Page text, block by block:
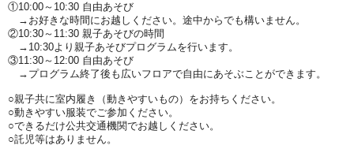
①10:00～10:30 自由あそび
→お好きな時間にお越しください。途中からでも構いません。
②10:30～11:30 親子あそびの時間
→10:30より親子あそびプログラムを行います。
③11:30～12:00 自由あそび
→プログラム終了後も広いフロアで自由にあそぶことができます。
○親子共に室内履き（動きやすいもの）をお持ちください。
○動きやすい服装でご参加ください。
○できるだけ公共交通機関でお越しください。
○託児等はありません。